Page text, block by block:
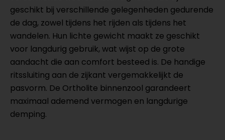
geschikt bij verschillende gelegenheden gedurende
de dag, zowel tijdens het rijden als tijdens het
wandelen. Hun lichte gewicht maakt ze geschikt
voor langdurig gebruik, wat wijst op de grote
aandacht die aan comfort besteed is. De handige
ritssluiting aan de zijkant vergemakkelijkt de
pasvorm. De Ortholite binnenzool garandeert
maximaal ademend vermogen en langdurige
demping.